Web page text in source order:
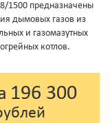
1500 предназначены
дымовых газов из
и газомазутных
котлов.
196 300